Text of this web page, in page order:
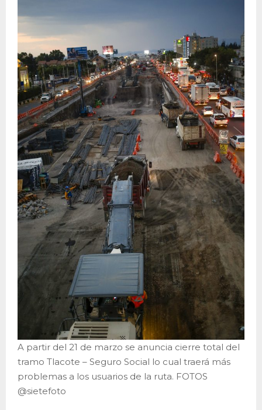
A partir del 21 de marzo se anuncia cierre total del
tramo Tlacote – Seguro Social lo cual traerá más
problemas a los usuarios de la ruta. FOTOS
@sietefoto